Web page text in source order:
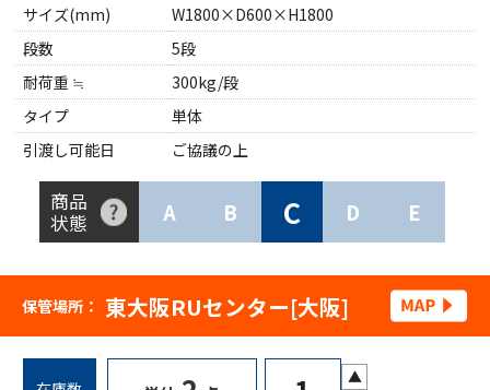
サイズ(mm)
W1800×D600×H1800
段数
5段
耐荷重 ≒
300kg/段
タイプ
単体
引渡し可能日
ご協議の上
商品
状態
A B C D E
保管場所： 東大阪RUセンター[大阪]
▲